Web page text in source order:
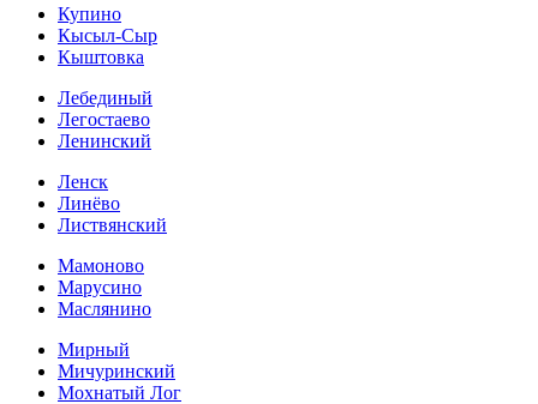
Купино
Кысыл-Сыр
Кыштовка
Лебединый
Легостаево
Ленинский
Ленск
Линёво
Листвянский
Мамоново
Марусино
Маслянино
Мирный
Мичуринский
Мохнатый Лог